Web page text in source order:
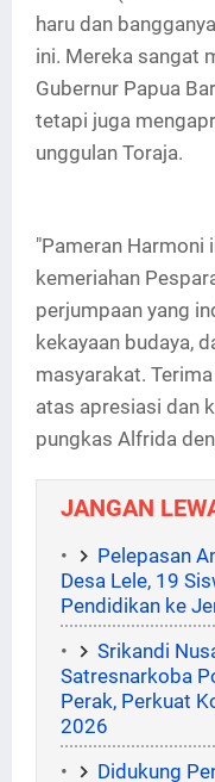
haru dan
ini. Mereka sangat
Gubernur Papua
tetapi juga
unggulan Toraja.
"Pameran Harmoni
kemeriahan
perjumpaan yang
kekayaan budaya,
masyarakat.
atas apresiasi dan
pungkas Alfrida
JANGAN
Pelepasan
Desa Lele, 19
Pendidikan ke
Srikandi
Satresnarkoba
Perak, Perkuat
2026
Didukung